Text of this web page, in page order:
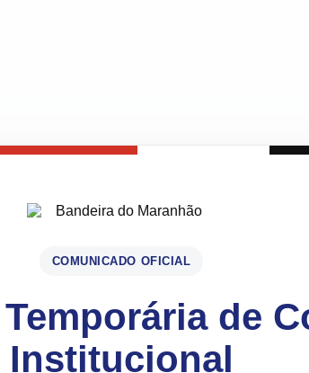
COMUNICADO OFICIAL
de
Institucional